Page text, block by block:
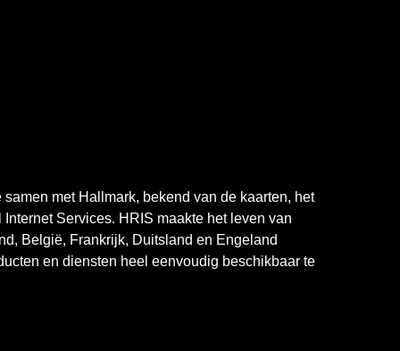
met Hallmark, bekend van de kaarten, het
Services. HRIS maakte het leven van
België, Frankrijk, Duitsland en Engeland
en diensten heel eenvoudig beschikbaar te